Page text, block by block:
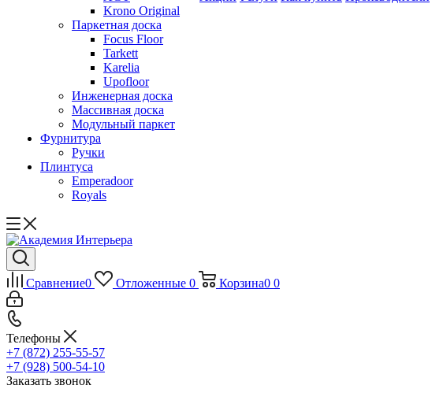
Krono Original
Паркетная доска
Focus Floor
Tarkett
Karelia
Upofloor
Инженерная доска
Массивная доска
Модульный паркет
Фурнитура
Ручки
Плинтуса
Emperadoor
Royals
Сравнение0 Отложенные 0 Корзина0 0
Телефоны
+7 (872) 255-55-57
+7 (928) 500-54-10
Заказать звонок